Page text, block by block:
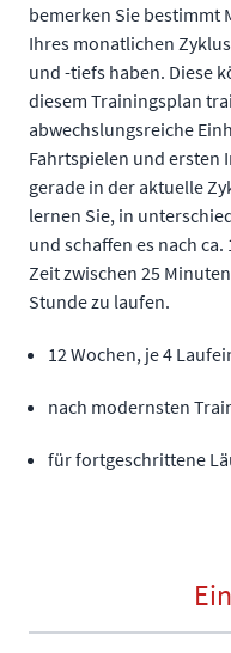
bemerken Sie bestimmt
Ihres monatlichen
und -tiefs haben. Diese
diesem Trainingsplan
abwechslungsreiche
Fahrtspielen und ersten
gerade in der aktuelle
lernen Sie, in
und schaffen es nach
Zeit zwischen 25
Stunde zu laufen.
12 Wochen, je 4
nach modernsten
für fortgeschrittene